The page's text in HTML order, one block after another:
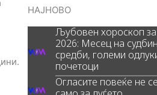
НАЈНОВО
Љубовен хороскоп за
2026: Месец на
средби, големи
почетоци
Огласите повеќе не